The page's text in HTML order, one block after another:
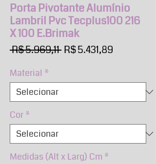
Porta Pivotante Alumínio
Lambril Pvc Tecplus100 216
X 100 E.Brimak
R$ 5.969,11 Preço
R$ 5.431,89
Material *
Cor*
Medidas (Alt x Larg) Cm *